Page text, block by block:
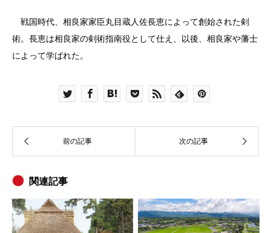
戦国時代、相良家家臣丸目蔵人佐長恵によって創始された剣
術。長恵は相良家の剣術指南役として仕え、以後、相良家や藩士
によって学ばれた。
関連記事